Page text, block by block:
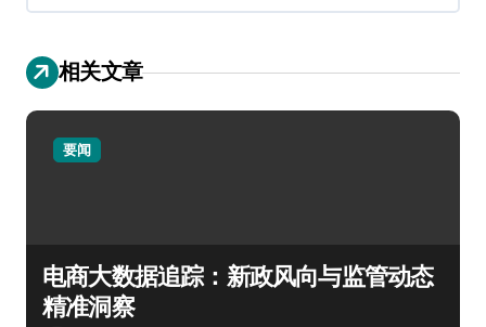
相关文章
要闻
电商大数据追踪：新政风向与监管动态
精准洞察